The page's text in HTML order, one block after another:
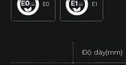
E0 E1
Độ dày(mm)